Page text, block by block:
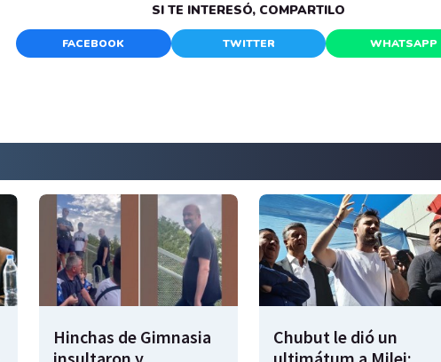
SI TE INTERESÓ, COMPARTILO
FACEBOOK TWITTER WHATSAPP
Hinchas de Gimnasia
Chubut le dió un